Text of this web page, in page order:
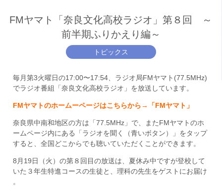
FMヤマト「奈良文化高校ラジオ」第８回 ～
前半期ふりかえり編～
トピックス
毎月第3火曜日の17:00〜17:54、ラジオ局FMヤマト(77.5MHz)
でラジオ番組「奈良文化高校ラジオ」を放送しています。
FMヤマトのホームーページはこちらから→「FMヤマト 」
奈良県中南和地区の方は「77.5MHz」で、またFMヤマトのホ
ームページ内にある「ラジオを聞く（青いボタン）」をタップ
すると、全国どこからでも聴いていただくことができます。
8月19日（火）の第８回目の放送は、夏休み中ですが登校して
いた３年生特進コースの生徒と、理科の先生をゲストにお届け
。